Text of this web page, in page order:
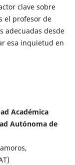
clave sobre
el profesor de
adecuadas desde
esa inquietud en
Académica
Autónoma de